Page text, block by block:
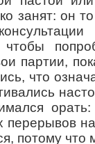
занят: он
чтобы
партии,
что
перерывов
потому